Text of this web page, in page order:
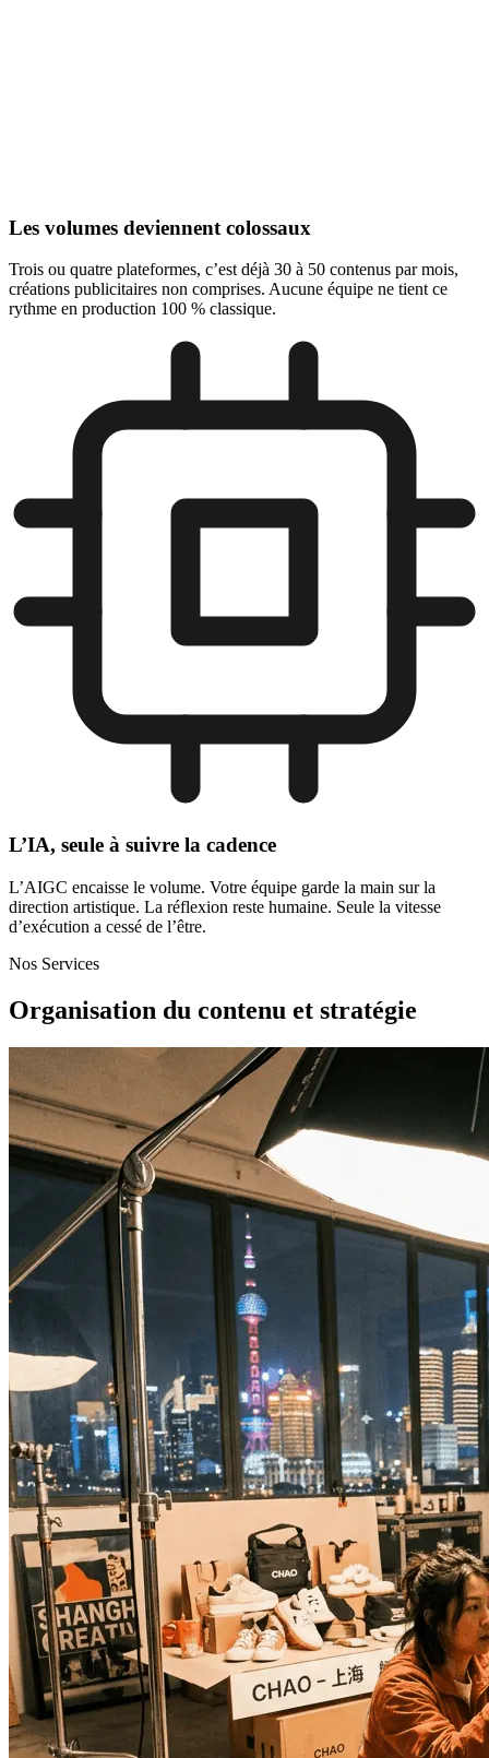
Les volumes deviennent colossaux
Trois ou quatre plateformes, c’est déjà 30 à 50 contenus par mois,
créations publicitaires non comprises. Aucune équipe ne tient ce
rythme en production 100 % classique.
L’IA, seule à suivre la cadence
L’AIGC encaisse le volume. Votre équipe garde la main sur la
direction artistique. La réflexion reste humaine. Seule la vitesse
d’exécution a cessé de l’être.
Nos Services
Organisation du contenu et stratégie